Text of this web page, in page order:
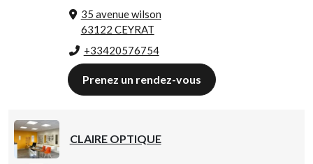
35 avenue wilson
63122 CEYRAT
+33420576754
Prenez un rendez-vous
CLAIRE OPTIQUE